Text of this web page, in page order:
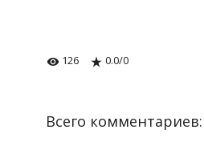
126 0.0/0
Всего комментариев: